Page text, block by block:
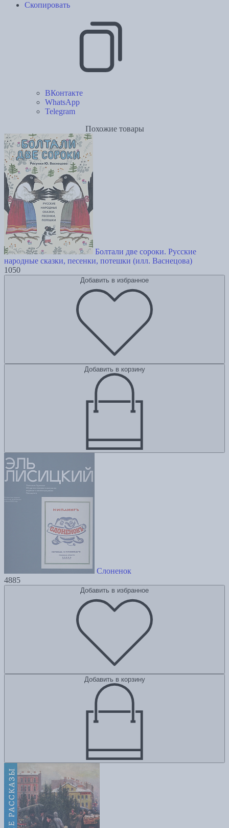
Скопировать
ВКонтакте
WhatsApp
Telegram
Похожие товары
Болтали две сороки. Русские
народные сказки, песенки, потешки (илл. Васнецова)
1050
Добавить в избранное
Добавить в корзину
Слоненок
4885
Добавить в избранное
Добавить в корзину